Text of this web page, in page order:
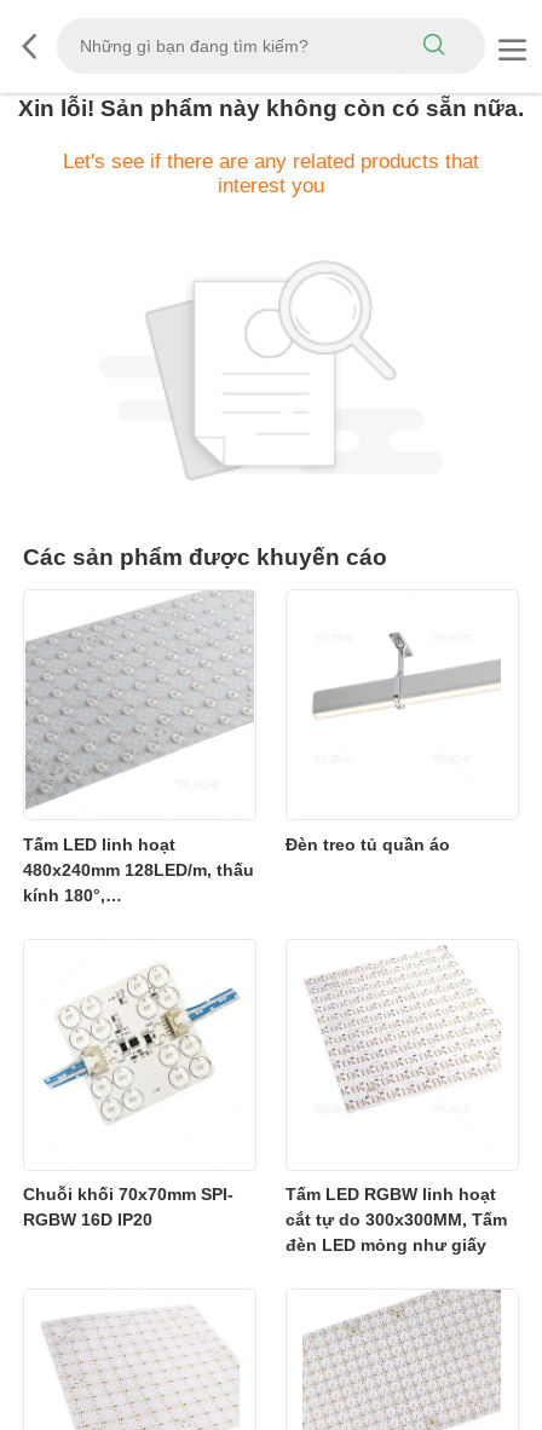
Xin lỗi! Sản phẩm này không còn có sẵn nữa.
Let's see if there are any related products that
interest you
Các sản phẩm được khuyến cáo
Tấm LED linh hoạt
480x240mm 128LED/m, thấu
kính 180°,
Đèn treo tủ quần áo
Chuỗi khối 70x70mm SPI-
RGBW 16D IP20
Tấm LED RGBW linh hoạt
cắt tự do 300x300MM, Tấm
đèn LED mỏng như giấy